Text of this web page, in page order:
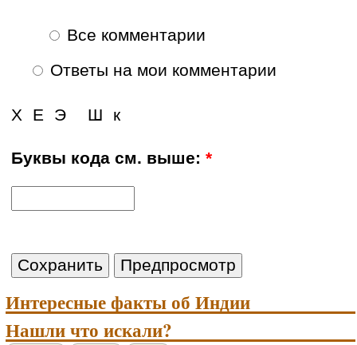
Все комментарии
Ответы на мои комментарии
к
Ш
Х Е Э
Буквы кода см. выше:*
Интересные факты об Индии
Нашли что искали?